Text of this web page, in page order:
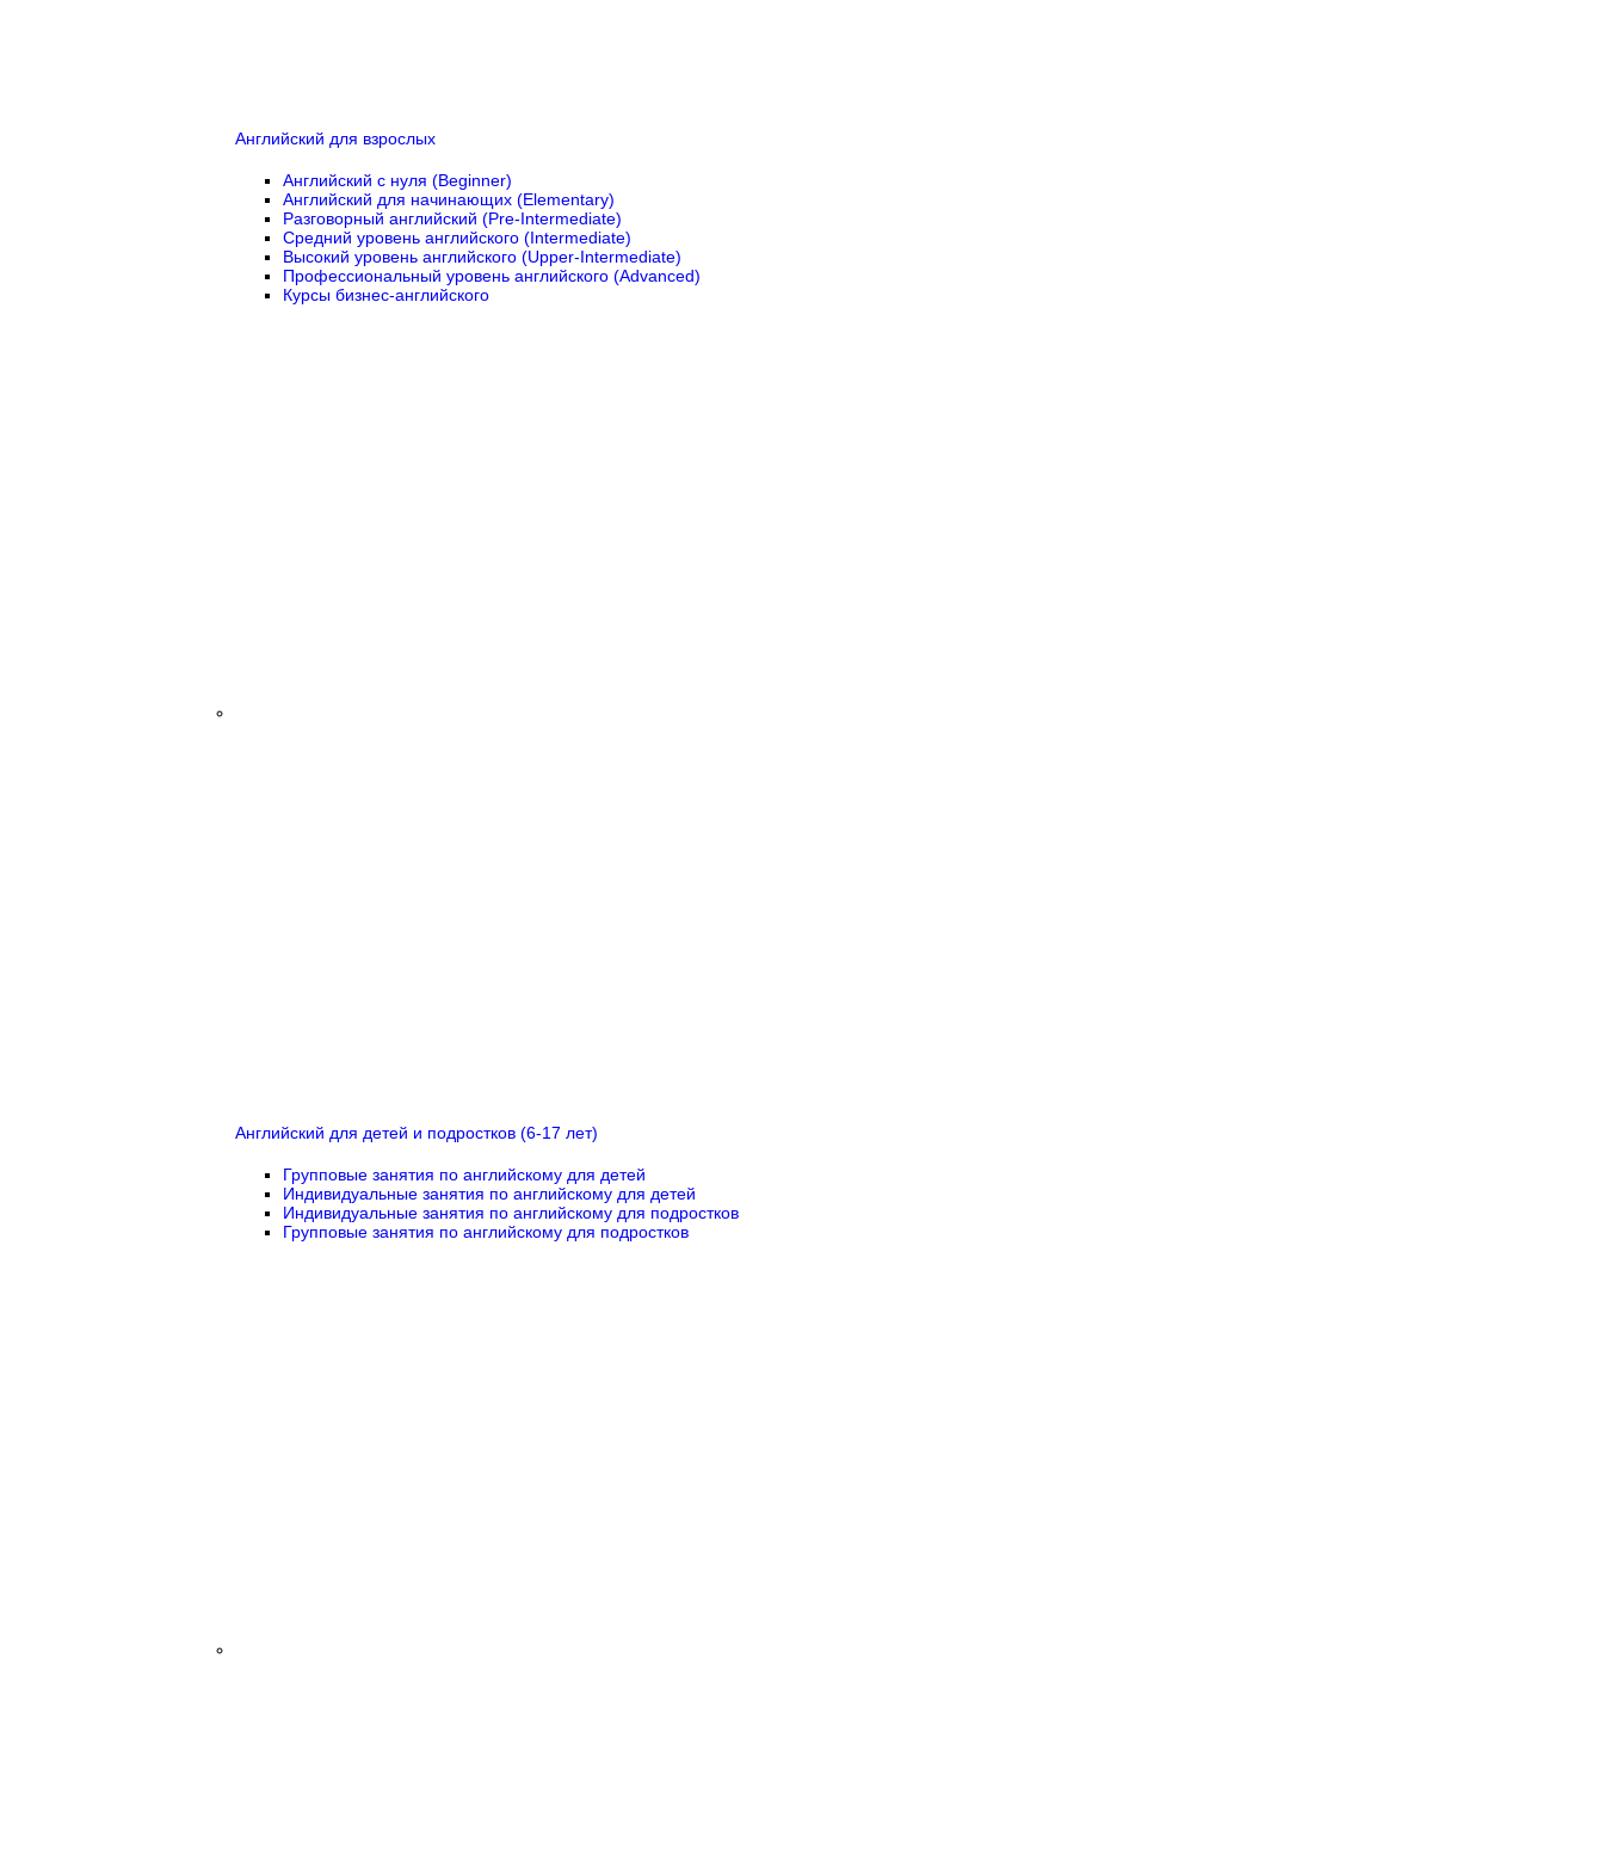
Английский для взрослых
Английский с нуля (Beginner)
Английский для начинающих (Elementary)
Разговорный английский (Pre-Intermediate)
Средний уровень английского (Intermediate)
Высокий уровень английского (Upper-Intermediate)
Профессиональный уровень английского (Advanced)
Курсы бизнес-английского
Английский для детей и подростков (6-17 лет)
Групповые занятия по английскому для детей
Индивидуальные занятия по английскому для детей
Индивидуальные занятия по английскому для подростков
Групповые занятия по английскому для подростков